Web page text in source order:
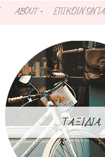
ABOUT ΕΠΙΚΟΙΝΩΝΙΑ
ΤΑΞΙΔΙΑ